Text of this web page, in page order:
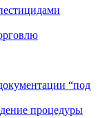
“под
процедуры